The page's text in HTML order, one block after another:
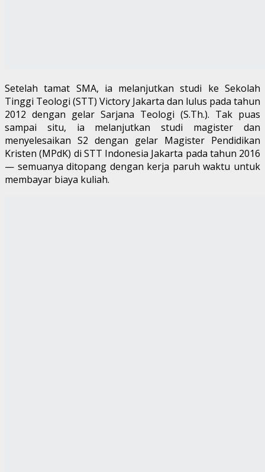
Setelah tamat SMA, ia melanjutkan studi ke Sekolah
Tinggi Teologi (STT) Victory Jakarta dan lulus pada tahun
2012 dengan gelar Sarjana Teologi (S.Th.). Tak puas
sampai situ, ia melanjutkan studi magister dan
menyelesaikan S2 dengan gelar Magister Pendidikan
Kristen (MPdK) di STT Indonesia Jakarta pada tahun 2016
— semuanya ditopang dengan kerja paruh waktu untuk
membayar biaya kuliah.